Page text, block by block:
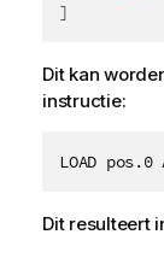
]
Dit kan
instructie:
LOAD
Dit resulteert